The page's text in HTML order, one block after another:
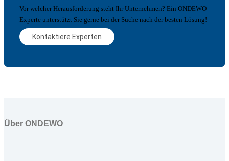
Vor welcher Herausforderung steht Ihr Unternehmen? Ein ONDEWO-
Experte unterstützt Sie gerne bei der Suche nach der besten Lösung!
Kontaktiere Experten
Über ONDEWO